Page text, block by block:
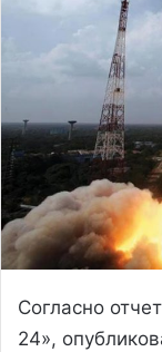
Согласно
24»,